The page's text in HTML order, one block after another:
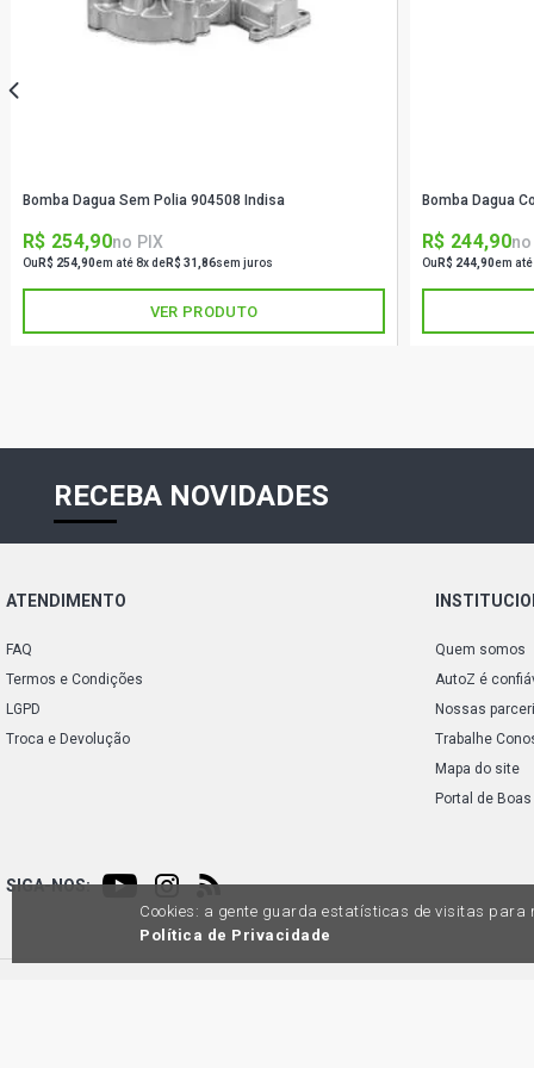
Bomba Dagua Sem Polia 904508 Indisa
R$ 254,90no PIX
Ou R$ 254,90em até 8x deR$ 31,86sem juros
VER PRODUTO
Bomba Dagua
R$ 244,90no
Ou R$ 244,90em
RECEBA NOVIDADES
ATENDIMENTO
FAQ
Termos e Condições
LGPD
Troca e Devolução
Quem somos
AutoZ é
Nossas
Trabalhe
Mapa do site
Portal de
SIGA-NOS:
Cookies: a gente guarda estatísticas de visitas para
Política de Privacidade